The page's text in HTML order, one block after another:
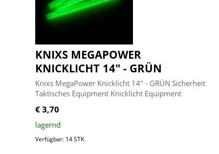
KNIXS MEGAPOWER
KNICKLICHT 14" - GRÜN
Knixs MegaPower Knicklicht 14" - GRÜN Sicherheit
Taktisches Equipment Knicklicht Equipment
€ 3,70
lagernd
Verfügbar: 14 STK